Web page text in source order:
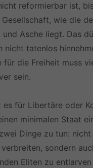
reformierbar ist,
wie die
und Asche liegt. Das
nicht tatenlos
für die Freiheit muss
sein.
es für Libertäre oder
minimalen Staat
Dinge zu tun:
verbreiten, sondern
Eliten zu